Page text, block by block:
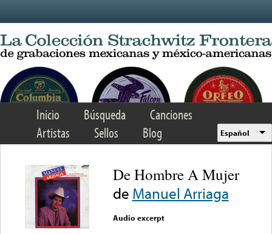
Inicio Búsqueda
Canciones
Artistas
Sellos Blog Español
De Hombre A Mujer
de Manuel Arriaga
Audio excerpt